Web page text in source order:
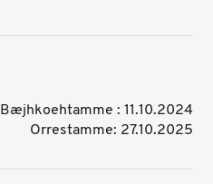
Bæjhkoehtamme : 11.10.2024
Orrestamme: 27.10.2025